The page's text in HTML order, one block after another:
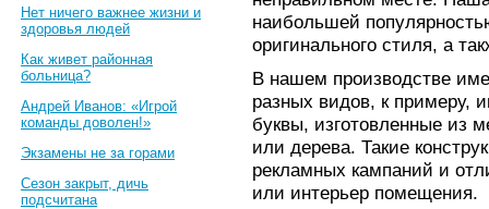
Нет ничего важнее жизни и
здоровья людей
Как живет районная
больница?
Андрей Иванов: «Игрой
команды доволен!»
Экзамены не за горами
Сезон закрыт, дичь
подсчитана
наибольшей
оригинального стиля, а
В нашем производстве
разных видов, к примеру,
буквы, изготовленные из
или дерева. Такие
рекламных кампаний и
или интерьер помещения.